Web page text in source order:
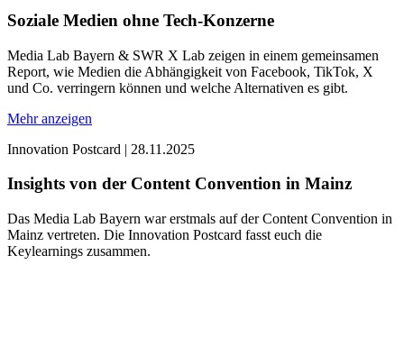
Soziale Medien ohne Tech-Konzerne
Media Lab Bayern & SWR X Lab zeigen in einem gemeinsamen
Report, wie Medien die Abhängigkeit von Facebook, TikTok, X
und Co. verringern können und welche Alternativen es gibt.
Mehr anzeigen
Innovation Postcard | 28.11.2025
Insights von der Content Convention in Mainz
Das Media Lab Bayern war erstmals auf der Content Convention in
Mainz vertreten. Die Innovation Postcard fasst euch die
Keylearnings zusammen.